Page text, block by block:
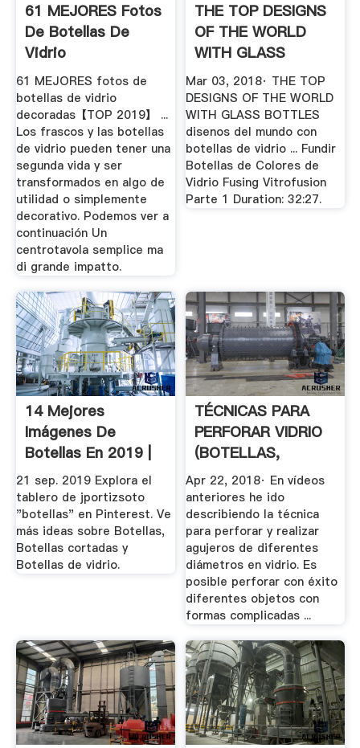
61 MEJORES Fotos
De Botellas De
Vidrio
Decoradas【TOP
2019 ...
61 MEJORES fotos de
botellas de vidrio
decoradas【TOP 2019】 ...
Los frascos y las botellas
de vidrio pueden tener una
segunda vida y ser
transformados en algo de
utilidad o simplemente
decorativo. Podemos ver a
continuación Un
centrotavola semplice ma
di grande impatto.
THE TOP DESIGNS
OF THE WORLD
WITH GLASS
BOTTLES Disenos
...
Mar 03, 2018· THE TOP
DESIGNS OF THE WORLD
WITH GLASS BOTTLES
disenos del mundo con
botellas de vidrio ... Fundir
Botellas de Colores de
Vidrio Fusing Vitrofusion
Parte 1 Duration: 32:27.
14 Mejores
Imágenes De
Botellas En 2019 |
Botellas ...
21 sep. 2019 Explora el
tablero de jportizsoto
"botellas" en Pinterest. Ve
más ideas sobre Botellas,
Botellas cortadas y
Botellas de vidrio.
TÉCNICAS PARA
PERFORAR VIDRIO
(BOTELLAS,
FRASCOS Y .
Apr 22, 2018· En vídeos
anteriores he ido
describiendo la técnica
para perforar y realizar
agujeros de diferentes
diámetros en vidrio. Es
posible perforar con éxito
diferentes objetos con
formas complicadas ...